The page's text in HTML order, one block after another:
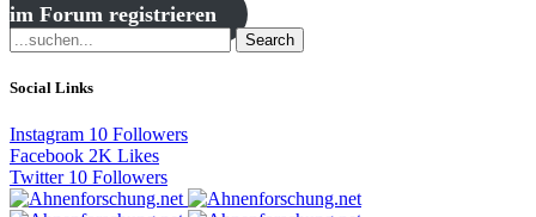
im Forum registrieren
Search
Social Links
Instagram 10 Followers
Facebook 2K Likes
Twitter 10 Followers